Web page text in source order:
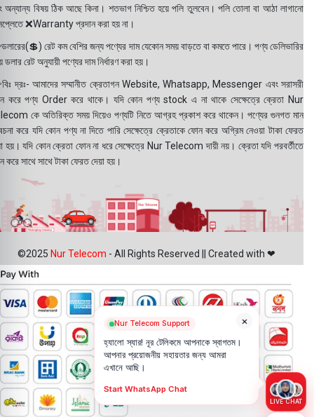
অন্যান্য বিষয় ঠিক আছে কিনা। শতভাগ নিশ্চিত হয়ে পলি তুলবেন। পলি তোলা বা আঠা লাগানো
❌Warranty প্রদান করা হয় না।
রেট কম বেশির জন্য পণ্যের দাম যেকোন সময় বাড়তে বা কমতে পারে। পণ্য ডেলিভারির
ডলার রেট অনুযায়ী পণ্যের দাম নির্ধারণ করা হয়।
দ্রঃ- আমাদের সম্মানীত ক্রেতাগন Website, Whatsapp, Messenger এবং সরাসরী
করে পণ্য Order করে থাকে। যদি কোন পণ্য stock এ না থাকে সেক্ষেত্রে ক্রেতা Nur
কে অতিরিক্ত সময় দিয়েও পণ্যটি নিতে আগ্রহ প্রকাশ করে থাকেন। পণ্যের গুনগত মান
করে যদি কোন পণ্য না দিতে পারি সেক্ষেত্রে ক্রেতাকে ফোন করে অগ্রিম নেওয়া টাকা ফেরত
হয়। যদি কোন ক্রেতা ফোন না ধরে সেক্ষেত্রে Nur Telecom দায়ী নয়। ক্রেতা যদি পরবর্তীতে
করে সাথে সাথে টাকা ফেরত দেয়া হয়।
©2025 Nur Telecom - All Rights Reserved || Created with ❤
×
Nur Telecom Support
হ্যালো স্যার! নূর টেলিকমে আপনাকে স্বাগতম।
আপনার প্রয়োজনীয় সহায়তার জন্য আমরা
এখানে আছি।
Start WhatsApp Chat
LIVE CHAT